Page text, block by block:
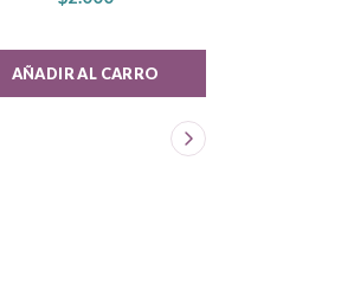
AÑADIR AL CARRO